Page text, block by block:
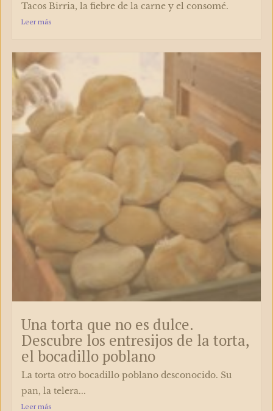
Tacos Birria, la fiebre de la carne y el consomé.
Leer más
Una torta que no es dulce.
Descubre los entresijos de la torta,
el bocadillo poblano
La torta otro bocadillo poblano desconocido. Su
pan, la telera...
Leer más